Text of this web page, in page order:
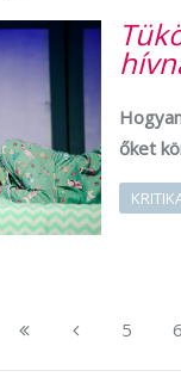
őket
5 6